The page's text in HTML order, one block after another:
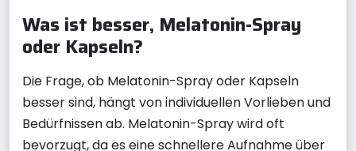
Was ist besser, Melatonin-Spray
oder Kapseln?
Die Frage, ob Melatonin-Spray oder Kapseln
besser sind, hängt von individuellen Vorlieben und
Bedürfnissen ab. Melatonin-Spray wird oft
bevorzugt, da es eine schnellere Aufnahme über